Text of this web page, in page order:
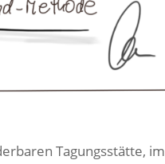
Tagungsstätte, im